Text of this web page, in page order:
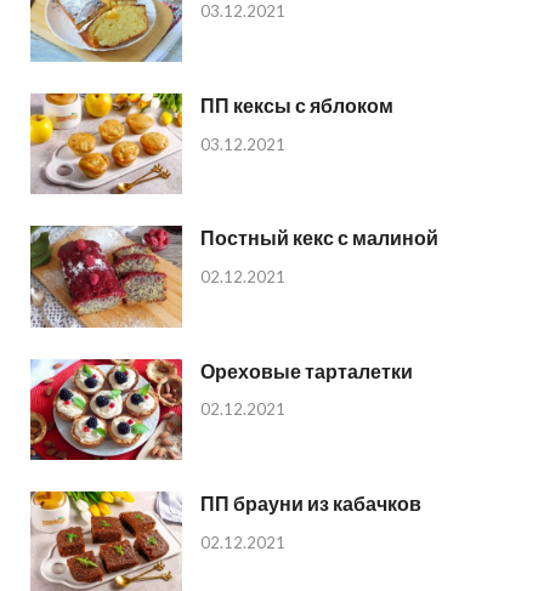
03.12.2021
ПП кексы с яблоком
03.12.2021
Постный кекс с малиной
02.12.2021
Ореховые тарталетки
02.12.2021
ПП брауни из кабачков
02.12.2021